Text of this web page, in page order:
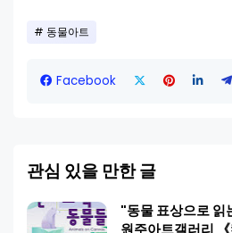
동물아트
Facebook
관심 있을 만한 글
"동물 표상으로
원주아트갤러리